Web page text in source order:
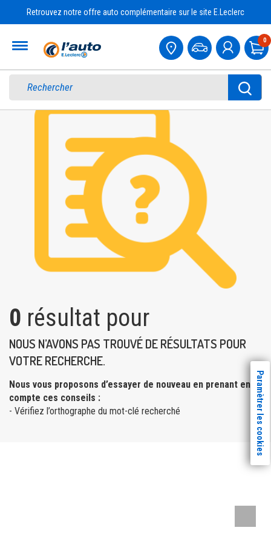
Retrouvez notre offre auto complémentaire sur le site E.Leclerc
0
0 résultat pour
NOUS N’AVONS PAS TROUVÉ DE RÉSULTATS POUR
VOTRE RECHERCHE.
Nous vous proposons d’essayer de nouveau en prenant en
compte ces conseils :
- Vérifiez l’orthographe du mot-clé recherché
Paramètrer les cookies